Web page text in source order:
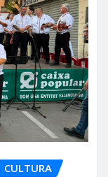
CULTURA